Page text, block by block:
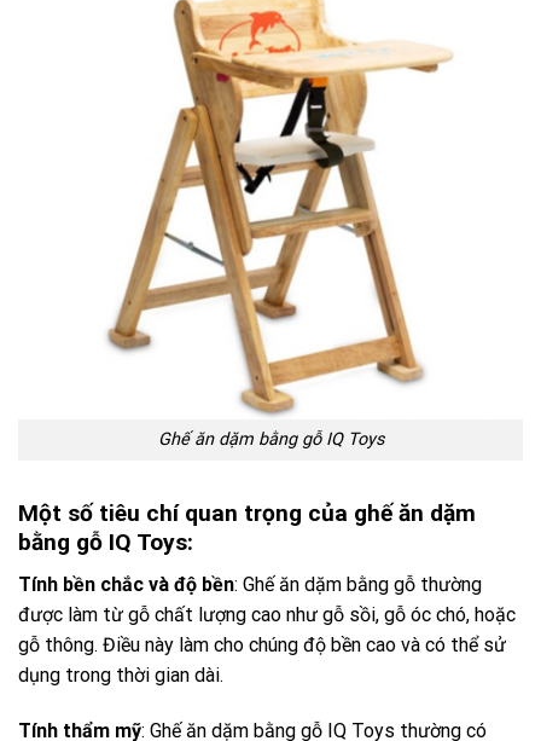
Ghế ăn dặm bằng gỗ IQ Toys
Một số tiêu chí quan trọng của ghế ăn dặm
bằng gỗ IQ Toys:
Tính bền chắc và độ bền: Ghế ăn dặm bằng gỗ thường
được làm từ gỗ chất lượng cao như gỗ sồi, gỗ óc chó, hoặc
gỗ thông. Điều này làm cho chúng độ bền cao và có thể sử
dụng trong thời gian dài.
Tính thẩm mỹ: Ghế ăn dặm bằng gỗ IQ Toys thường có